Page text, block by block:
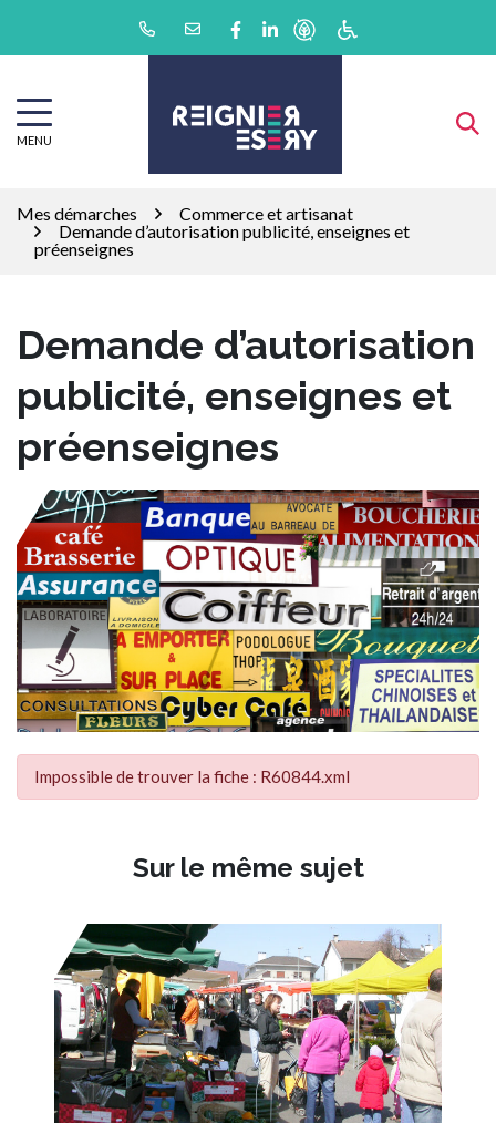
Lien vers le compte Facebook
Lien vers le compte Linkedin
MENU
Mes démarches
Commerce et artisanat
Demande d’autorisation publicité, enseignes et
préenseignes
Demande d’autorisation
publicité, enseignes et
préenseignes
Impossible de trouver la fiche : R60844.xml
Sur le même sujet